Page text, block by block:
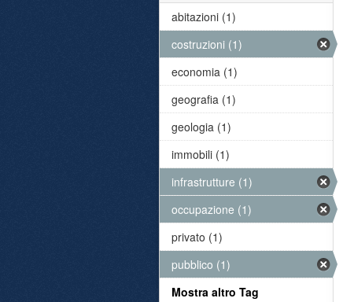
abitazioni (1)
costruzioni (1)
economia (1)
geografia (1)
geologia (1)
immobili (1)
infrastrutture (1)
occupazione (1)
privato (1)
pubblico (1)
Mostra altro Tag